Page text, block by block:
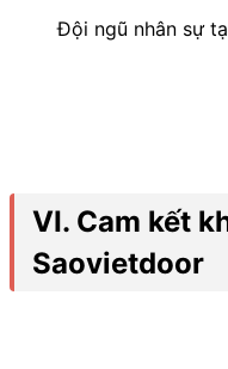
Đội ngũ nhân sự
VI. Cam kết
Saovietdoor